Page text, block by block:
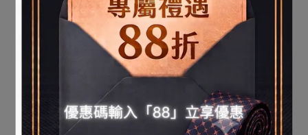
音悅音響有限公司
音悅音響有限公司
試聽點：台北市中正區重慶南路二段59號
預約電話 : 02-2392-8832